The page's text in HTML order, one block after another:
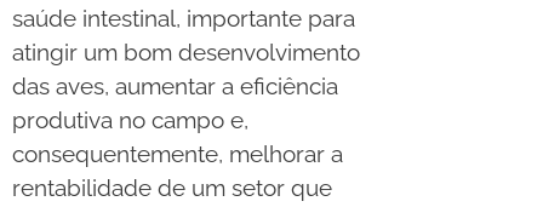
saúde intestinal, importante para
atingir um bom desenvolvimento
das aves, aumentar a eficiência
produtiva no campo e,
consequentemente, melhorar a
rentabilidade de um setor que